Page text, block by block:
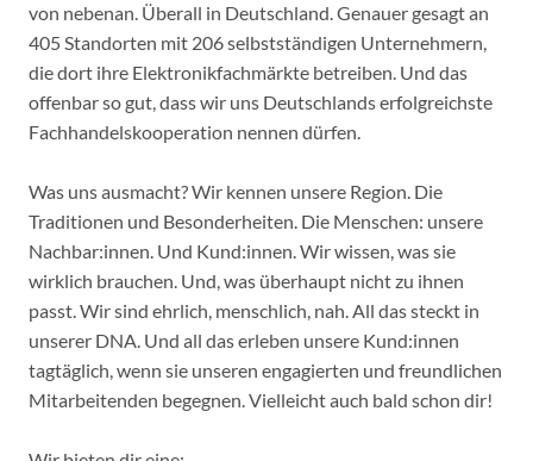
von nebenan. Überall in Deutschland. Genauer gesagt an
405 Standorten mit 206 selbstständigen Unternehmern,
die dort ihre Elektronikfachmärkte betreiben. Und das
offenbar so gut, dass wir uns Deutschlands erfolgreichste
Fachhandelskooperation nennen dürfen.
Was uns ausmacht? Wir kennen unsere Region. Die
Traditionen und Besonderheiten. Die Menschen: unsere
Nachbar:innen. Und Kund:innen. Wir wissen, was sie
wirklich brauchen. Und, was überhaupt nicht zu ihnen
passt. Wir sind ehrlich, menschlich, nah. All das steckt in
unserer DNA. Und all das erleben unsere Kund:innen
tagtäglich, wenn sie unseren engagierten und freundlichen
Mitarbeitenden begegnen. Vielleicht auch bald schon dir!